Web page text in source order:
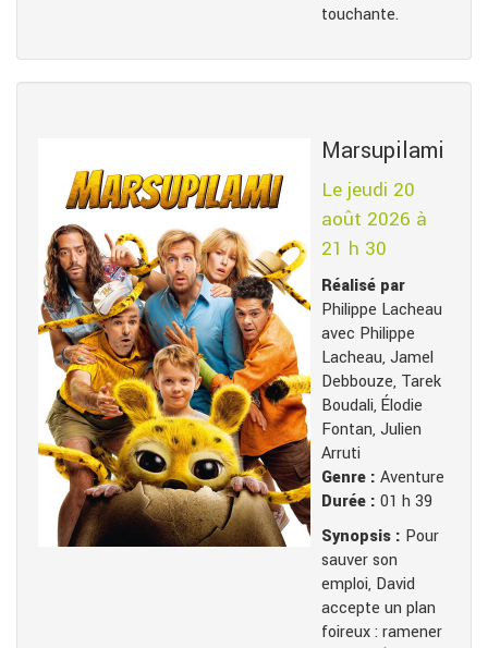
touchante.
Marsupilami
Le jeudi 20
août 2026 à
21 h 30
Réalisé par
Philippe Lacheau
avec Philippe
Lacheau, Jamel
Debbouze, Tarek
Boudali, Élodie
Fontan, Julien
Arruti
Genre : Aventure
Durée : 01 h 39
Synopsis : Pour
sauver son
emploi, David
accepte un plan
foireux : ramener